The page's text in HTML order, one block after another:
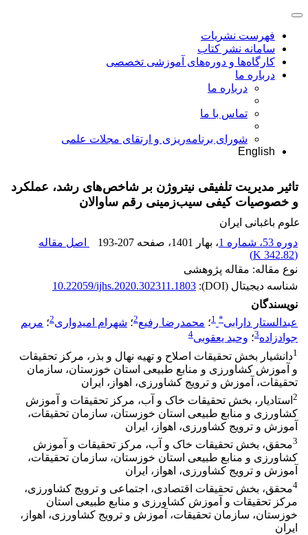
فهرست نشریات
سامانه نشر کتاب
کارگاه‌ها و دوره‌های آموزشی تخصصی
درباره ما
درباره ما
تماس با ما
شورای برنامه‌ریزی و ارتقای مجلات علمی
English
تاثیر مدیریت تلفیقی نیتروژن بر شاخص‌های رشد، عملکرد
و خصوصیات کیفی سیب‌زمینی رقم ساوالان
علوم باغبانی ایران
دوره 53، شماره 1
، بهار 1401 ، صفحه 193-207
اصل مقاله
(
342.82 K
)
نوع مقاله: مقاله پژوهشی
شناسه دیجیتال (DOI):
10.22059/ijhs.2020.302311.1803
نویسندگان
عبدالستار دارابی*
1؛ محمدرضا رفیع2؛ شهرام امیدواری2؛ مریم
جوادزاده3؛ وحید یعقوبی4
1دانشیار بخش تحقیقات اصلاح و تهیه نهال و بذر، مرکز تحقیقات
و آموزش کشاورزی و منابع طبیعی استان خوزستان، سازمان
‏تحقیقات، آموزش و ترویج کشاورزی، اهواز، ایران
2 استادیار، بخش تحقیقات خاک و آب، مرکز تحقیقات و آموزش
کشاورزی و منابع طبیعی استان خوزستان، سازمان تحقیقات،
آموزش و ‏ترویج کشاورزی، اهواز، ایران
3محقق، بخش تحقیقات خاک و آب، مرکز تحقیقات و آموزش
کشاورزی و منابع طبیعی استان خوزستان، سازمان تحقیقات،
آموزش و ترویج ‏کشاورزی، اهواز، ایران
4محقق، بخش تحقیقات اقتصادی، اجتماعی و ترویج کشاورزی،
مرکز تحقیقات و آموزش کشاورزی و منابع طبیعی استان
خوزستان، ‏سازمان تحقیقات، آموزش و ترویج کشاورزی، اهواز،
ایران